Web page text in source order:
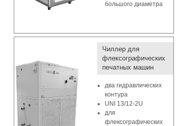
большого диаметра
Чиллер для
флексографических
печатных машин
два гидравлических
контура
UNI 13/12-2U
для
флексографических